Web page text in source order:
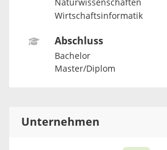
Naturwissenschaften
Wirtschaftsinformatik
Abschluss
Bachelor
Master/Diplom
Unternehmen